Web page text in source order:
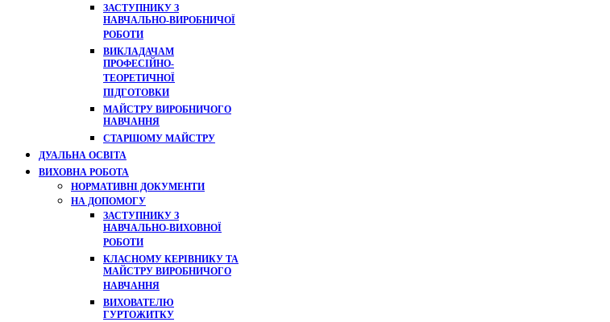
ЗАСТУПНИКУ З
НАВЧАЛЬНО-ВИРОБНИЧОЇ
РОБОТИ
ВИКЛАДАЧАМ
ПРОФЕСІЙНО-
ТЕОРЕТИЧНОЇ
ПІДГОТОВКИ
МАЙСТРУ ВИРОБНИЧОГО
НАВЧАННЯ
СТАРШОМУ МАЙСТРУ
ДУАЛЬНА ОСВІТА
ВИХОВНА РОБОТА
НОРМАТИВНІ ДОКУМЕНТИ
НА ДОПОМОГУ
ЗАСТУПНИКУ З
НАВЧАЛЬНО-ВИХОВНОЇ
РОБОТИ
КЛАСНОМУ КЕРІВНИКУ ТА
МАЙСТРУ ВИРОБНИЧОГО
НАВЧАННЯ
ВИХОВАТЕЛЮ
ГУРТОЖИТКУ